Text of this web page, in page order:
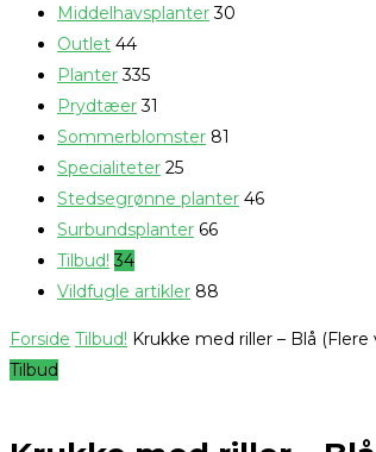
Middelhavsplanter 30
Outlet 44
Planter 335
Prydtæer 31
Sommerblomster 81
Specialiteter 25
Stedsegrønne planter 46
Surbundsplanter 66
Tilbud! 34
Vildfugle artikler 88
Forside Tilbud! Krukke med riller – Blå (Flere
Tilbud